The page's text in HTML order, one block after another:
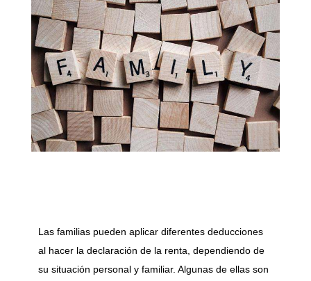
Las familias pueden aplicar diferentes deducciones
al hacer la declaración de la renta, dependiendo de
su situación personal y familiar. Algunas de ellas son